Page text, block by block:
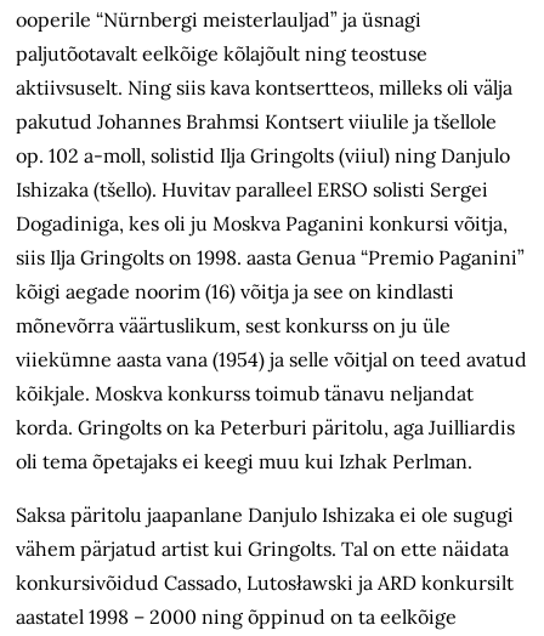
ooperile “Nürnbergi meisterlauljad” ja üsnagi
paljutõotavalt eelkõige kõlajõult ning teostuse
aktiivsuselt. Ning siis kava kontsertteos, milleks oli välja
pakutud Johannes Brahmsi Kontsert viiulile ja tšellole
op. 102 a-moll, solistid Ilja Gringolts (viiul) ning Danjulo
Ishizaka (tšello). Huvitav paralleel ERSO solisti Sergei
Dogadiniga, kes oli ju Moskva Paganini konkursi võitja,
siis Ilja Gringolts on 1998. aasta Genua “Premio Paganini”
kõigi aegade noorim (16) võitja ja see on kindlasti
mõnevõrra väärtuslikum, sest konkurss on ju üle
viiekümne aasta vana (1954) ja selle võitjal on teed avatud
kõikjale. Moskva konkurss toimub tänavu neljandat
korda. Gringolts on ka Peterburi päritolu, aga Juilliardis
oli tema õpetajaks ei keegi muu kui Izhak Perlman.
Saksa päritolu jaapanlane Danjulo Ishizaka ei ole sugugi
vähem pärjatud artist kui Gringolts. Tal on ette näidata
konkursivõidud Cassado, Lutosławski ja ARD konkursilt
aastatel 1998 – 2000 ning õppinud on ta eelkõige